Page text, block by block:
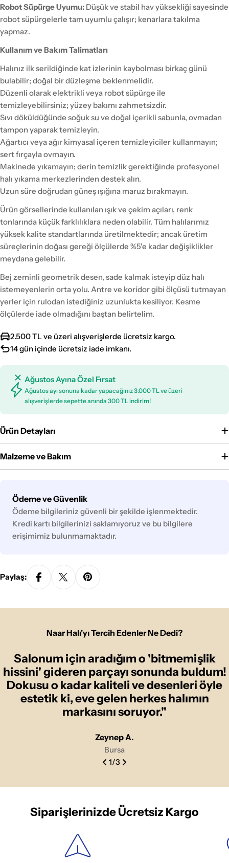
Robot Süpürge Uyumu: Düşük ve stabil hav yüksekliği sayesinde
robot süpürgelerle tam uyumlu çalışır; kenarlara takılma
yapmaz.
Kullanım ve Bakım Talimatları
Halınız ilk serildiğinde kat izlerinin kaybolması birkaç günü
bulabilir; doğal bir düzleşme beklenmelidir.
Düzenli olarak elektrikli veya robot süpürge ile
temizleyebilirsiniz; yüzey bakımı zahmetsizdir.
Sıvı döküldüğünde soğuk su ve doğal içerikli sabunla, ovmadan
tampon yaparak temizleyin.
Ağartıcı veya ağır kimyasal içeren temizleyiciler kullanmayın;
sert fırçayla ovmayın.
Makinede yıkamayın; derin temizlik gerektiğinde profesyonel
halı yıkama merkezlerinden destek alın.
Uzun süre doğrudan güneş ışığına maruz bırakmayın.
Ürün görsellerinde kullanılan ışık ve çekim açıları, renk
tonlarında küçük farklılıklara neden olabilir. Tüm halılarımız
yüksek kalite standartlarında üretilmektedir; ancak üretim
süreçlerinin doğası gereği ölçülerde %5'e kadar değişiklikler
meydana gelebilir.
Bej zeminli geometrik desen, sade kalmak isteyip düz halı
istemeyenlerin orta yolu. Antre ve koridor gibi ölçüsü tutmayan
yerler için rulodan istediğiniz uzunlukta kesiliyor. Kesme
ölçülerde iade olmadığını baştan belirtelim.
2.500 TL ve üzeri alışverişlerde ücretsiz kargo.
14 gün içinde ücretsiz iade imkanı.
Ağustos Ayına Özel Fırsat
Ağustos ayı sonuna kadar yapacağınız 3.000 TL ve üzeri
alışverişlerde sepette anında 300 TL indirim!
Ürün Detayları
Malzeme ve Bakım
Ödeme ve Güvenlik
Ödeme
yöntemleri
Ödeme bilgileriniz güvenli bir şekilde işlenmektedir.
Kredi kartı bilgilerinizi saklamıyoruz ve bu bilgilere
erişimimiz bulunmamaktadır.
Paylaş:
Naar Halı'yı Tercih Edenler Ne Dedi?
Salonum için aradığım o 'bitmemişlik
hissini' gideren parçayı sonunda buldum!
Dokusu o kadar kaliteli ve desenleri öyle
estetik ki, eve gelen herkes halımın
markasını soruyor."
Zeynep A.
Bursa
1/3
Siparişlerinizde Ücretsiz Kargo